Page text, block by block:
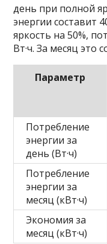
день при полной
энергии составит
яркость на 50%,
Вт·ч. За месяц
Параметр
Потребление
энергии за
день (Вт·ч)
Потребление
энергии за
месяц (кВт·ч)
Экономия за
месяц (кВт·ч)